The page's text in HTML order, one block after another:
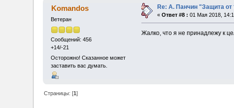
Komandos
Ветеран
Сообщений: 456
+14/-21
Осторожно! Сказанное может
заставить вас думать.
Re: А. Панчин "Защита от
«Ответ #8 : 01 Мая 2018,
Жалко, что я не принадлежу к
Страницы: [1]